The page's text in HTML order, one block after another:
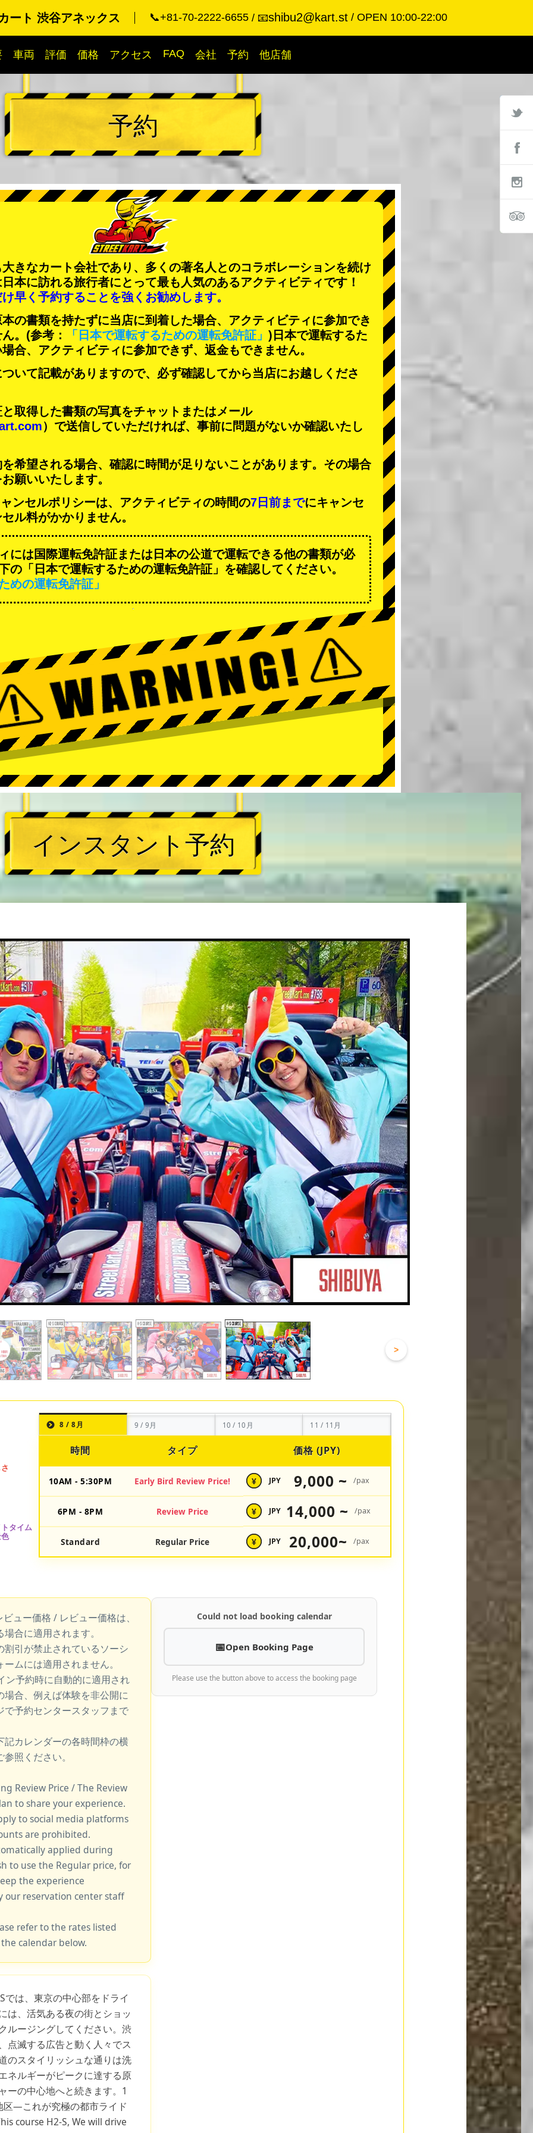
ート 渋谷アネックス 📞+81-70-2222-6655 📧shibu2@kart.st OPEN 10:00-22:00
車両 評価 価格 アクセス FAQ 会社 予約 他店舗
予約
きなカート会社であり、 多くの著名人 とのコラボレーションを続け
本に訪れる旅行者にとって最も人気のあるアクティビティです！
早く予約することを強くお勧めします。
の書類を持たずに当店に到着した場合、アクティビティに参加でき
。 (参考： 「日本で運転するための運転免許証」 )日本で運転するた
合、アクティビティに参加できず、返金もできません。
いて記載がありますので、必ず確認してから当店にお越しくださ
取得した書類の写真をチャットまたはメール
）で送信していただければ、事前に問題がないか確認いたし
希望される場合、確認に時間が足りないことがあります。その場合
願いいたします。
ンセルポリシーは、アクティビティの時間の7日前までにキャンセ
ル料がかかりません。
には国際運転免許証または日本の公道で運転できる他の書類が必
の「日本で運転するための運転免許証」を確認してください。
めの運転免許証」
インスタント予約
>
8 / 8月 9 / 9月 10 / 10月 11 / 11月
時間 タイプ 価格 (JPY)
10AM - 5:30PM Early Bird Review Price! ¥ JPY 9,000 ~ /pax
6PM - 8PM Review Price ¥ JPY 14,000 ~ /pax
Standard Regular Price ¥ JPY 20,000~ /pax
ュー価格 / レビュー価格は、
合に適用されます。
引が禁止されているソーシ
ムには適用されません。
予約時に自動的に適用され
合、例えば体験を非公開に
予約センタースタッフまで
カレンダーの各時間枠の横
照ください。
Review Price / The Review
to share your experience.
to social media platforms
are prohibited.
applied during
to use the Regular price, for
the experience
our reservation center staff
refer to the rates listed
calendar below.
では、東京の中心部をドライ
は、活気ある夜の街とショッ
ルージングしてください。渋
点滅する広告と動く人々でス
のスタイリッシュな通りは洗
ネルギーがピークに達する原
ーの中心地へと続きます。1
区—これが究極の都市ライド
course H2-S, We will drive
Could not load booking calendar
Open Booking Page
Please use the button above to access the booking page